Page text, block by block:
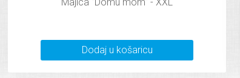
Dodaj u košaricu